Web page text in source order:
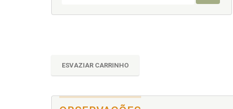
ESVAZIAR CARRINHO